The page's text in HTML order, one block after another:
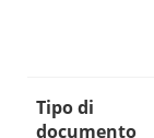
Tipo di
documento